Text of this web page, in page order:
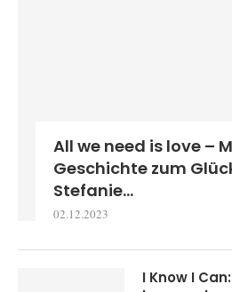
All we need is love –
Geschichte zum
Stefanie...
02.12.2023
I Know I